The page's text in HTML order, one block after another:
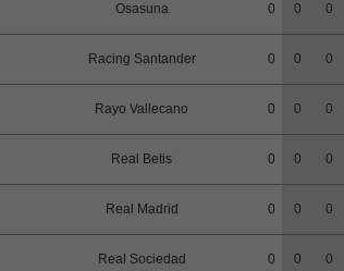
Osasuna 0 0 0
Racing Santander 0 0 0
Rayo Vallecano 0 0 0
Real Betis 0 0 0
Real Madrid 0 0 0
Real Sociedad 0 0 0